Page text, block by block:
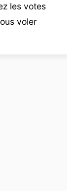
les votes
voler